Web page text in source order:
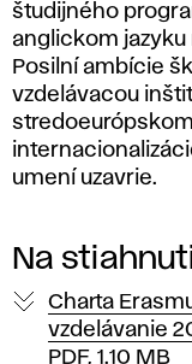
študijného
anglickom
Posilní ambície
vzdelávacou
umení uzavrie.
Na
Charta
vzdelávanie
PDF, 1.10 MB